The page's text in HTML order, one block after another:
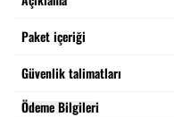
Paket içeriği
Güvenlik talimatları
Ödeme Bilgileri